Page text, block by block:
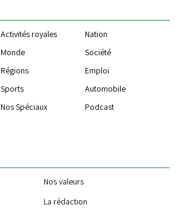
Activités royales
Nation
Monde
Société
Régions
Emploi
Sports
Automobile
Nos Spéciaux Podcast
Nos valeurs
La rédaction